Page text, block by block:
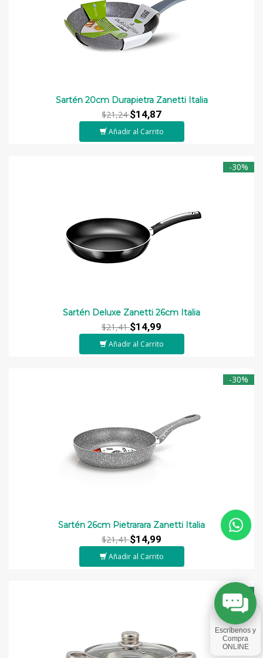
Sartén 20cm Durapietra Zanetti Italia
$21,24$14,87
Añadir al Carrito
-30%
Sartén Deluxe Zanetti 26cm Italia
$21,41$14,99
Añadir al Carrito
-30%
Sartén 26cm Pietrarara Zanetti Italia
$21,41$14,99
Añadir al Carrito
-40%